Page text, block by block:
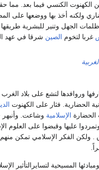
الكهنوت الكنسي فيما بعد. مما
ولكنه أخذ بها ووضعها على
الجهل وتنير للبشرية
غربا لتخوم الصين شرقا في عهد
وروافدها لتشع على بلاد
الحضارية. فثار على الكهنوت
الحضارة الإسلامية وشاعت. وأنبهر
عليها وقبضوا على العلوم
. ولكن الفكر الإسلامي تمكن
المسيحية لتسايرالتأثير